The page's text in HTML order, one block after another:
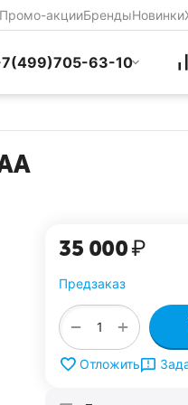
Промо-акцииБрендыНовинки
63-10
35 000₽
Предзаказ
+
−
Отложить